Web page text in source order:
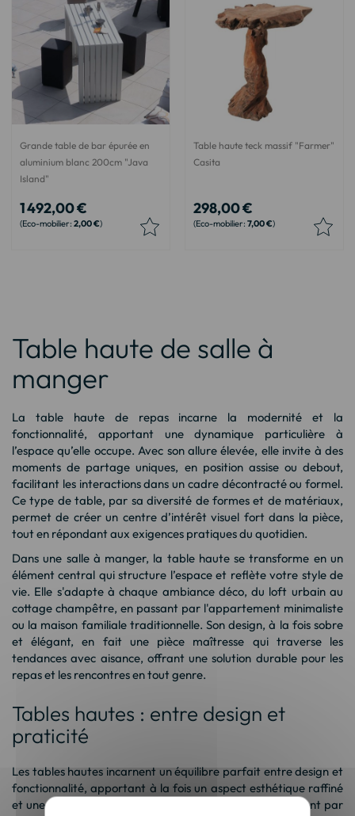
Grande table de bar épurée en
aluminium blanc 200cm "Java
Island"
1 492,00 €
2,00 €
Table haute teck massif "Farmer"
Casita
298,00 €
7,00 €
Table haute de salle à
manger
La table haute de repas incarne la modernité et la
fonctionnalité, apportant une dynamique particulière à
l’espace qu’elle occupe. Avec son allure élevée, elle invite à des
moments de partage uniques, en position assise ou debout,
facilitant les interactions dans un cadre décontracté ou formel.
Ce type de table, par sa diversité de formes et de matériaux,
permet de créer un centre d’intérêt visuel fort dans la pièce,
tout en répondant aux exigences pratiques du quotidien.
Dans une salle à manger, la table haute se transforme en un
élément central qui structure l’espace et reflète votre style de
vie. Elle s'adapte à chaque ambiance déco, du loft urbain au
cottage champêtre, en passant par l'appartement minimaliste
ou la maison familiale traditionnelle. Son design, à la fois sobre
et élégant, en fait une pièce maîtresse qui traverse les
tendances avec aisance, offrant une solution durable pour les
repas et les rencontres en tout genre.
Tables hautes : entre design et
praticité
Les tables hautes incarnent un équilibre parfait entre design et
fonctionnalité, apportant à la fois un aspect esthétique raffiné
et une utilisation pratique au quotidien. Elles se distinguent par